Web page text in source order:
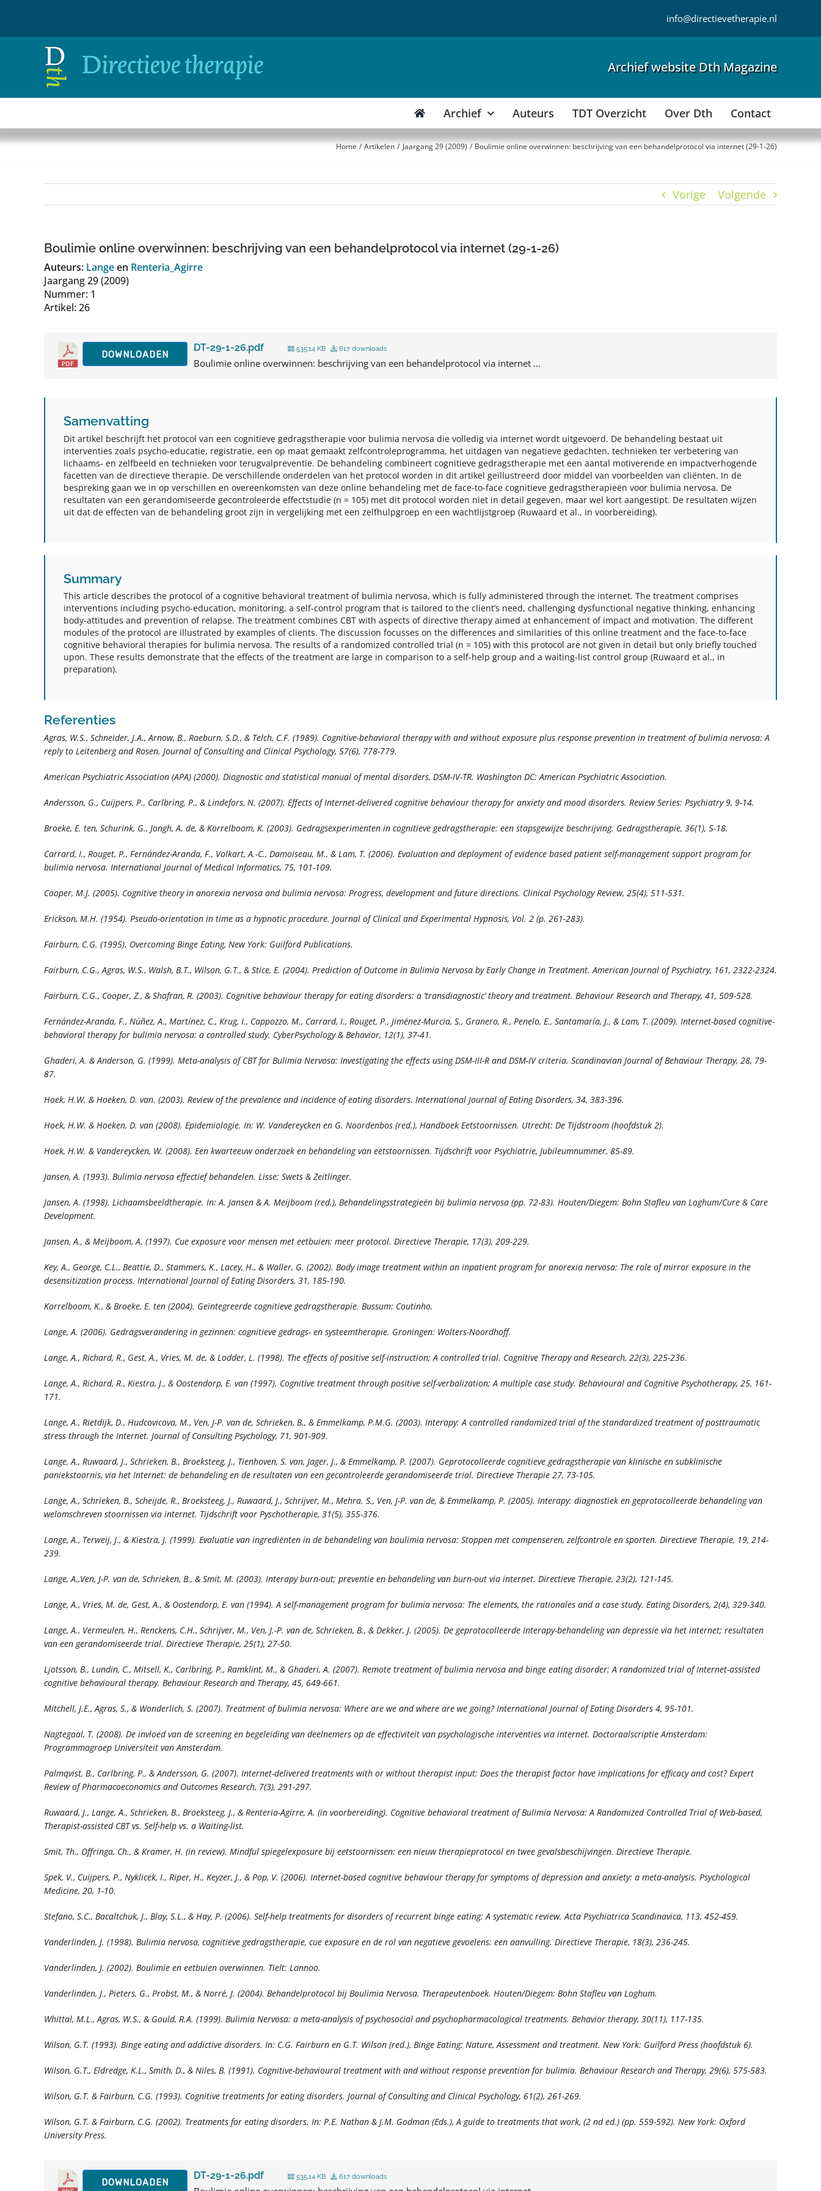
inhoud
info@directievetherapie.nl
Archief website Dth Magazine
Archief Auteurs TDT Overzicht Over Dth Contact
Home Artikelen Jaargang 29 (2009) Boulimie online overwinnen: beschrijving van een behandelprotocol via internet (29-1-26)
Vorige Volgende
Boulimie online overwinnen: beschrijving van een behandelprotocol via internet (29-1-26)
Auteurs: Langeen Renteria_Agirre
Jaargang 29 (2009)
Nummer: 1
Artikel: 26
DOWNLOADEN
DT-29-1-26.pdf 535.14 KB 617 downloads
Boulimie online overwinnen: beschrijving van een behandelprotocol via internet ...
Samenvatting
Dit artikel beschrijft het protocol van een cognitieve gedragstherapie voor bulimia nervosa die volledig via internet wordt uitgevoerd. De behandeling bestaat uit
interventies zoals psycho-educatie, registratie, een op maat gemaakt zelfcontroleprogramma, het uitdagen van negatieve gedachten, technieken ter verbetering van
lichaams- en zelfbeeld en technieken voor terugvalpreventie. De behandeling combineert cognitieve gedragstherapie met een aantal motiverende en impactverhogende
facetten van de directieve therapie. De verschillende onderdelen van het protocol worden in dit artikel geïllustreerd door middel van voorbeelden van cliënten. In de
bespreking gaan we in op verschillen en overeenkomsten van deze online behandeling met de face-to-face cognitieve gedragstherapieën voor bulimia nervosa. De
resultaten van een gerandomiseerde gecontroleerde effectstudie (n = 105) met dit protocol worden niet in detail gegeven, maar wel kort aangestipt. De resultaten wijzen
uit dat de effecten van de behandeling groot zijn in vergelijking met een zelfhulpgroep en een wachtlijstgroep (Ruwaard et al., in voorbereiding).
Summary
This article describes the protocol of a cognitive behavioral treatment of bulimia nervosa, which is fully administered through the internet. The treatment comprises
interventions including psycho-education, monitoring, a self-control program that is tailored to the client’s need, challenging dysfunctional negative thinking, enhancing
body-attitudes and prevention of relapse. The treatment combines CBT with aspects of directive therapy aimed at enhancement of impact and motivation. The different
modules of the protocol are illustrated by examples of clients. The discussion focusses on the differences and similarities of this online treatment and the face-to-face
cognitive behavioral therapies for bulimia nervosa. The results of a randomized controlled trial (n = 105) with this protocol are not given in detail but only briefly touched
upon. These results demonstrate that the effects of the treatment are large in comparison to a self-help group and a waiting-list control group (Ruwaard et al., in
preparation).
Referenties
Agras, W.S., Schneider, J.A., Arnow, B., Raeburn, S.D., & Telch, C.F. (1989). Cognitive-behavioral therapy with and without exposure plus response prevention in treatment of bulimia nervosa: A
reply to Leitenberg and Rosen. Journal of Consulting and Clinical Psychology, 57(6), 778-779.
American Psychiatric Association (APA) (2000). Diagnostic and statistical manual of mental disorders, DSM-IV-TR. Washington DC: American Psychiatric Association.
Andersson, G., Cuijpers, P., Carlbring, P., & Lindefors, N. (2007). Effects of Internet-delivered cognitive behaviour therapy for anxiety and mood disorders. Review Series: Psychiatry 9, 9-14.
Broeke, E. ten, Schurink, G., Jongh, A. de, & Korrelboom, K. (2003). Gedragsexperimenten in cognitieve gedragstherapie: een stapsgewijze beschrijving. Gedragstherapie, 36(1), 5-18.
Carrard, I., Rouget, P., Fernández-Aranda, F., Volkart, A.-C., Damoiseau, M., & Lam, T. (2006). Evaluation and deployment of evidence based patient self-management support program for
bulimia nervosa. International Journal of Medical Informatics, 75, 101-109.
Cooper, M.J. (2005). Cognitive theory in anorexia nervosa and bulimia nervosa: Progress, development and future directions. Clinical Psychology Review, 25(4), 511-531.
Erickson, M.H. (1954). Pseudo-orientation in time as a hypnotic procedure. Journal of Clinical and Experimental Hypnosis, Vol. 2 (p. 261-283).
Fairburn, C.G. (1995). Overcoming Binge Eating, New York: Guilford Publications.
Fairburn, C.G., Agras, W.S., Walsh, B.T., Wilson, G.T., & Stice, E. (2004). Prediction of Outcome in Bulimia Nervosa by Early Change in Treatment.American Journal of Psychiatry, 161, 2322-2324.
Fairburn, C.G., Cooper, Z., & Shafran, R. (2003). Cognitive behaviour therapy for eating disorders: a ‘transdiagnostic’ theory and treatment. Behaviour Research and Therapy, 41, 509-528.
Fernández-Aranda, F., Núñez, A., Martínez, C., Krug, I., Cappozzo, M., Carrard, I., Rouget, P., Jiménez-Murcia, S., Granero, R., Penelo, E., Santamaría, J., & Lam, T. (2009). Internet-based cognitive-
behavioral therapy for bulimia nervosa: a controlled study. CyberPsychology & Behavior, 12(1), 37-41.
Ghaderi, A. & Anderson, G. (1999). Meta-analysis of CBT for Bulimia Nervosa: Investigating the effects using DSM-III-R and DSM-IV criteria. Scandinavian Journal of Behaviour Therapy, 28, 79-
87.
Hoek, H.W. & Hoeken, D. van. (2003). Review of the prevalence and incidence of eating disorders. International Journal of Eating Disorders, 34, 383-396.
Hoek, H.W. & Hoeken, D. van (2008). Epidemiologie. In: W. Vandereycken en G. Noordenbos (red.), Handboek Eetstoornissen. Utrecht: De Tijdstroom (hoofdstuk 2).
Hoek, H.W. & Vandereycken, W. (2008). Een kwarteeuw onderzoek en behandeling van eetstoornissen. Tijdschrift voor Psychiatrie, Jubileumnummer, 85-89.
Jansen, A. (1993). Bulimia nervosa effectief behandelen. Lisse: Swets & Zeitlinger.
Jansen, A. (1998). Lichaamsbeeldtherapie. In: A. Jansen & A. Meijboom (red.), Behandelingsstrategieën bij bulimia nervosa (pp. 72-83). Houten/Diegem: Bohn Stafleu van Loghum/Cure & Care
Development.
Jansen, A., & Meijboom, A. (1997). Cue exposure voor mensen met eetbuien: meer protocol. Directieve Therapie, 17(3), 209-229.
Key, A., George, C.L., Beattie, D., Stammers, K., Lacey, H., & Waller, G. (2002). Body image treatment within an inpatient program for anorexia nervosa: The role of mirror exposure in the
desensitization process. International Journal of Eating Disorders, 31, 185-190.
Korrelboom, K., & Broeke, E. ten (2004). Geïntegreerde cognitieve gedragstherapie. Bussum: Coutinho.
Lange, A. (2006). Gedragsverandering in gezinnen: cognitieve gedrags- en systeemtherapie. Groningen: Wolters-Noordhoff.
Lange, A., Richard, R., Gest, A., Vries, M. de, & Lodder, L. (1998). The effects of positive self-instruction; A controlled trial. Cognitive Therapy and Research, 22(3), 225-236.
Lange, A., Richard, R., Kiestra, J., & Oostendorp, E. van (1997). Cognitive treatment through positive self-verbalization; A multiple case study. Behavioural and Cognitive Psychotherapy, 25, 161-
171.
Lange, A., Rietdijk, D., Hudcovicova, M., Ven, J-P. van de, Schrieken, B., & Emmelkamp, P.M.G. (2003). Interapy: A controlled randomized trial of the standardized treatment of posttraumatic
stress through the Internet. Journal of Consulting Psychology, 71, 901-909.
Lange, A., Ruwaard, J., Schrieken, B., Broeksteeg, J., Tienhoven, S. van, Jager, J., & Emmelkamp, P. (2007). Geprotocolleerde cognitieve gedragstherapie van klinische en subklinische
paniekstoornis, via het Internet: de behandeling en de resultaten van een gecontroleerde gerandomiseerde trial. Directieve Therapie 27, 73-105.
Lange, A., Schrieken, B., Scheijde, R., Broeksteeg, J., Ruwaard, J., Schrijver, M., Mehra. S., Ven, J-P. van de, & Emmelkamp, P. (2005). Interapy: diagnostiek en geprotocolleerde behandeling van
welomschreven stoornissen via internet. Tijdschrift voor Pyschotherapie, 31(5), 355-376.
Lange, A., Terweij, J., & Kiestra, J. (1999). Evaluatie van ingrediënten in de behandeling van boulimia nervosa: Stoppen met compenseren, zelfcontrole en sporten. Directieve Therapie, 19, 214-
239.
Lange, A.,Ven, J-P. van de, Schrieken, B., & Smit, M. (2003). Interapy burn-out; preventie en behandeling van burn-out via internet. Directieve Therapie, 23(2), 121-145.
Lange, A., Vries, M. de, Gest, A., & Oostendorp, E. van (1994). A self-management program for bulimia nervosa: The elements, the rationales and a case study. Eating Disorders, 2(4), 329-340.
Lange, A., Vermeulen, H., Renckens, C.H., Schrijver, M., Ven, J.-P. van de, Schrieken, B., & Dekker, J. (2005). De geprotocolleerde Interapy-behandeling van depressie via het internet; resultaten
van een gerandomiseerde trial. Directieve Therapie, 25(1), 27-50.
Ljotsson, B., Lundin, C., Mitsell, K., Carlbring, P., Ramklint, M., & Ghaderi, A. (2007). Remote treatment of bulimia nervosa and binge eating disorder: A randomized trial of Internet-assisted
cognitive behavioural therapy. Behaviour Research and Therapy, 45, 649-661.
Mitchell, J.E., Agras, S., & Wonderlich, S. (2007). Treatment of bulimia nervosa: Where are we and where are we going?International Journal of Eating Disorders 4, 95-101.
Nagtegaal, T. (2008). De invloed van de screening en begeleiding van deelnemers op de effectiviteit van psychologische interventies via internet. Doctoraalscriptie Amsterdam:
Programmagroep Universiteit van Amsterdam.
Palmqvist, B., Carlbring, P., & Andersson, G. (2007). Internet-delivered treatments with or without therapist input: Does the therapist factor have implications for efficacy and cost?Expert
Review of Pharmacoeconomics and Outcomes Research, 7(3), 291-297.
Ruwaard, J., Lange, A., Schrieken, B., Broeksteeg, J., & Renteria-Agirre, A. (in voorbereiding). Cognitive behavioral treatment of Bulimia Nervosa: A Randomized Controlled Trial of Web-based,
Therapist-assisted CBT vs. Self-help vs. a Waiting-list.
Smit, Th., Offringa, Ch., & Kramer, H. (in review). Mindful spiegelexposure bij eetstoornissen: een nieuw therapieprotocol en twee gevalsbeschijvingen. Directieve Therapie.
Spek, V., Cuijpers, P., Nyklicek, I., Riper, H., Keyzer, J., & Pop, V. (2006). Internet-based cognitive behaviour therapy for symptoms of depression and anxiety: a meta-analysis. Psychological
Medicine, 20, 1-10.
Stefano, S.C., Bacaltchuk, J., Blay, S.L., & Hay, P. (2006). Self-help treatments for disorders of recurrent binge eating: A systematic review.Acta Psychiatrica Scandinavica, 113, 452-459.
Vanderlinden, J. (1998). Bulimia nervosa, cognitieve gedragstherapie, cue exposure en de rol van negatieve gevoelens: een aanvulling. Directieve Therapie, 18(3), 236-245.
Vanderlinden, J. (2002). Boulimie en eetbuien overwinnen. Tielt: Lannoo.
Vanderlinden, J., Pieters, G., Probst, M., & Norré, J. (2004). Behandelprotocol bij Boulimia Nervosa. Therapeutenboek. Houten/Diegem: Bohn Stafleu van Loghum.
Whittal, M.L., Agras, W.S., & Gould, R.A. (1999). Bulimia Nervosa: a meta-analysis of psychosocial and psychopharmacological treatments. Behavior therapy, 30(11), 117-135.
Wilson, G.T. (1993). Binge eating and addictive disorders. In: C.G. Fairburn en G.T. Wilson (red.), Binge Eating: Nature, Assessment and treatment. New York: Guilford Press (hoofdstuk 6).
Wilson, G.T., Eldredge, K.L., Smith, D., & Niles, B. (1991). Cognitive-behavioural treatment with and without response prevention for bulimia. Behaviour Research and Therapy, 29(6), 575-583.
Wilson, G.T. & Fairburn, C.G. (1993). Cognitive treatments for eating disorders. Journal of Consulting and Clinical Psychology, 61(2), 261-269.
Wilson, G.T. & Fairburn, C.G. (2002). Treatments for eating disorders. In: P.E. Nathan & J.M. Godman (Eds.),A guide to treatments that work, (2 nded.) (pp. 559-592). New York: Oxford
University Press.
DOWNLOADEN
DT-29-1-26.pdf 535.14 KB 617 downloads